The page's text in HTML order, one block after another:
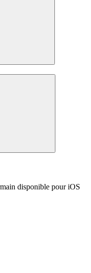
disponible pour iOS